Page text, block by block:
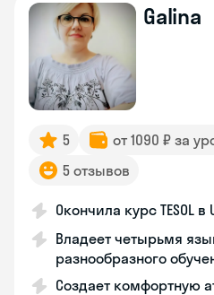
Galina
5 от 1090 ₽ за
5 отзывов
Окончила курс TESOL
Владеет четырьмя
разнообразного
Создает комфортную